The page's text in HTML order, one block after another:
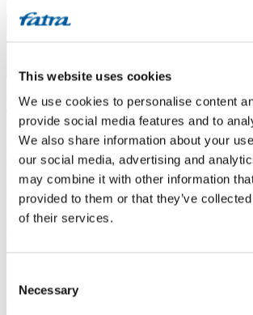
This website uses cookies
We use cookies to personalise content
provide social media features and to
We also share information about your
our social media, advertising and
may combine it with other information
provided to them or that they’ve
of their services.
Selection
Necessary
Menu
Dotazy/
pokládka
pokládka
Dotaz
Dobrý den. Máme dotaz, zda lze Váš výrobek